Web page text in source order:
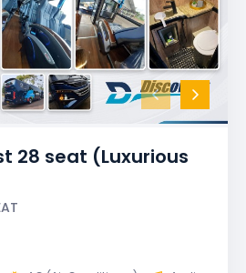
28 seat (Luxurious